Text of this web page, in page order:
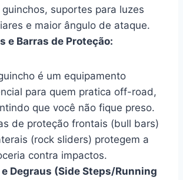
guinchos, suportes para luzes
e maior ângulo de ataque.
e Barras de Proteção:
é um equipamento
para quem pratica off-road,
que você não fique preso.
de proteção frontais (bull bars)
(rock sliders) protegem a
contra impactos.
Degraus (Side Steps/Running